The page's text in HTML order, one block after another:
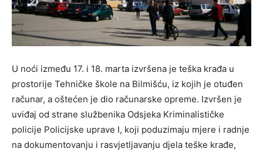
U noći između 17. i 18. marta izvršena je teška krađa u
prostorije Tehničke škole na Bilmišću, iz kojih je otuđen
računar, a oštećen je dio računarske opreme. Izvršen je
uviđaj od strane službenika Odsjeka Kriminalističke
policije Policijske uprave I, koji poduzimaju mjere i radnje
na dokumentovanju i rasvjetljavanju djela teške krađe,